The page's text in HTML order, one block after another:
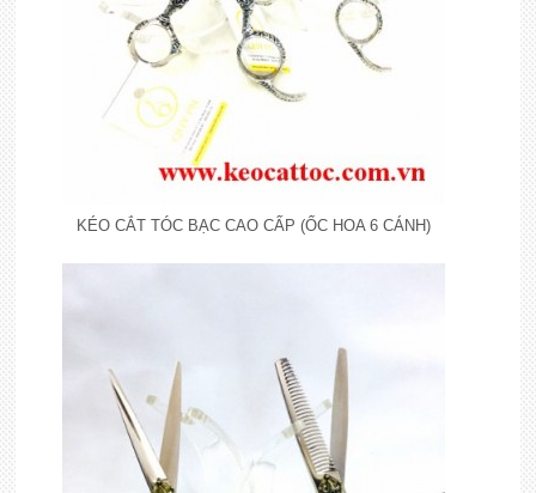
KÉO CẮT TÓC BẠC CAO CẤP (ỐC HOA 6 CÁNH)